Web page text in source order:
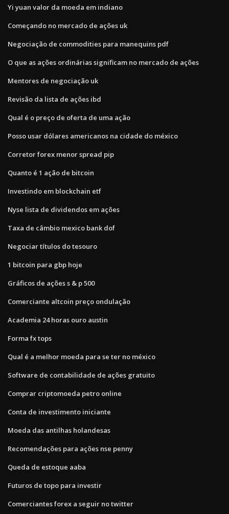
Yi yuan valor da moeda em indiano
Começando no mercado de ações uk
Negociação de commodities para manequins pdf
O que as ações ordinárias significam no mercado de ações
Mentores de negociação uk
Revisão da lista de ações ibd
Qual é o preço de oferta de uma ação
Posso usar dólares americanos na cidade do méxico
Corretor forex menor spread pip
Quanto é 1 ação de bitcoin
Investindo em blockchain etf
Nyse lista de dividendos em ações
Taxa de câmbio mexico bank dof
Negociar títulos do tesouro
1 bitcoin para gbp hoje
Gráficos de ações s & p 500
Comerciante altcoin preço ondulação
Academia 24 horas ouro austin
Forma fx tops
Qual é a melhor moeda para se ter no méxico
Software de contabilidade de ações gratuito
Comprar criptomoeda petro online
Conta de investimento iniciante
Moeda das antilhas holandesas
Recomendações para ações nse penny
Queda de estoque aaba
Futuros de topo para investir
Comerciantes forex a seguir no twitter